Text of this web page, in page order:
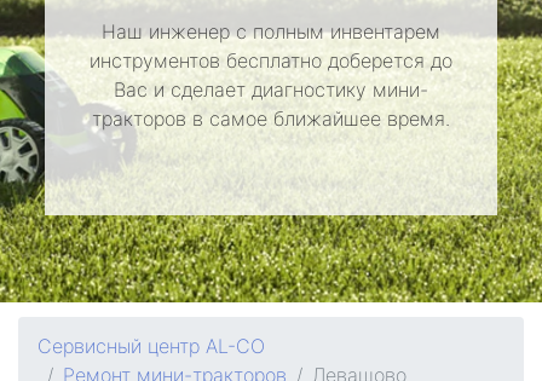
Наш инженер с полным инвентарем
инструментов бесплатно доберется до
Вас и сделает диагностику мини-
тракторов в самое ближайшее время.
Сервисный центр AL-CO
Ремонт мини-тракторов
Левашово